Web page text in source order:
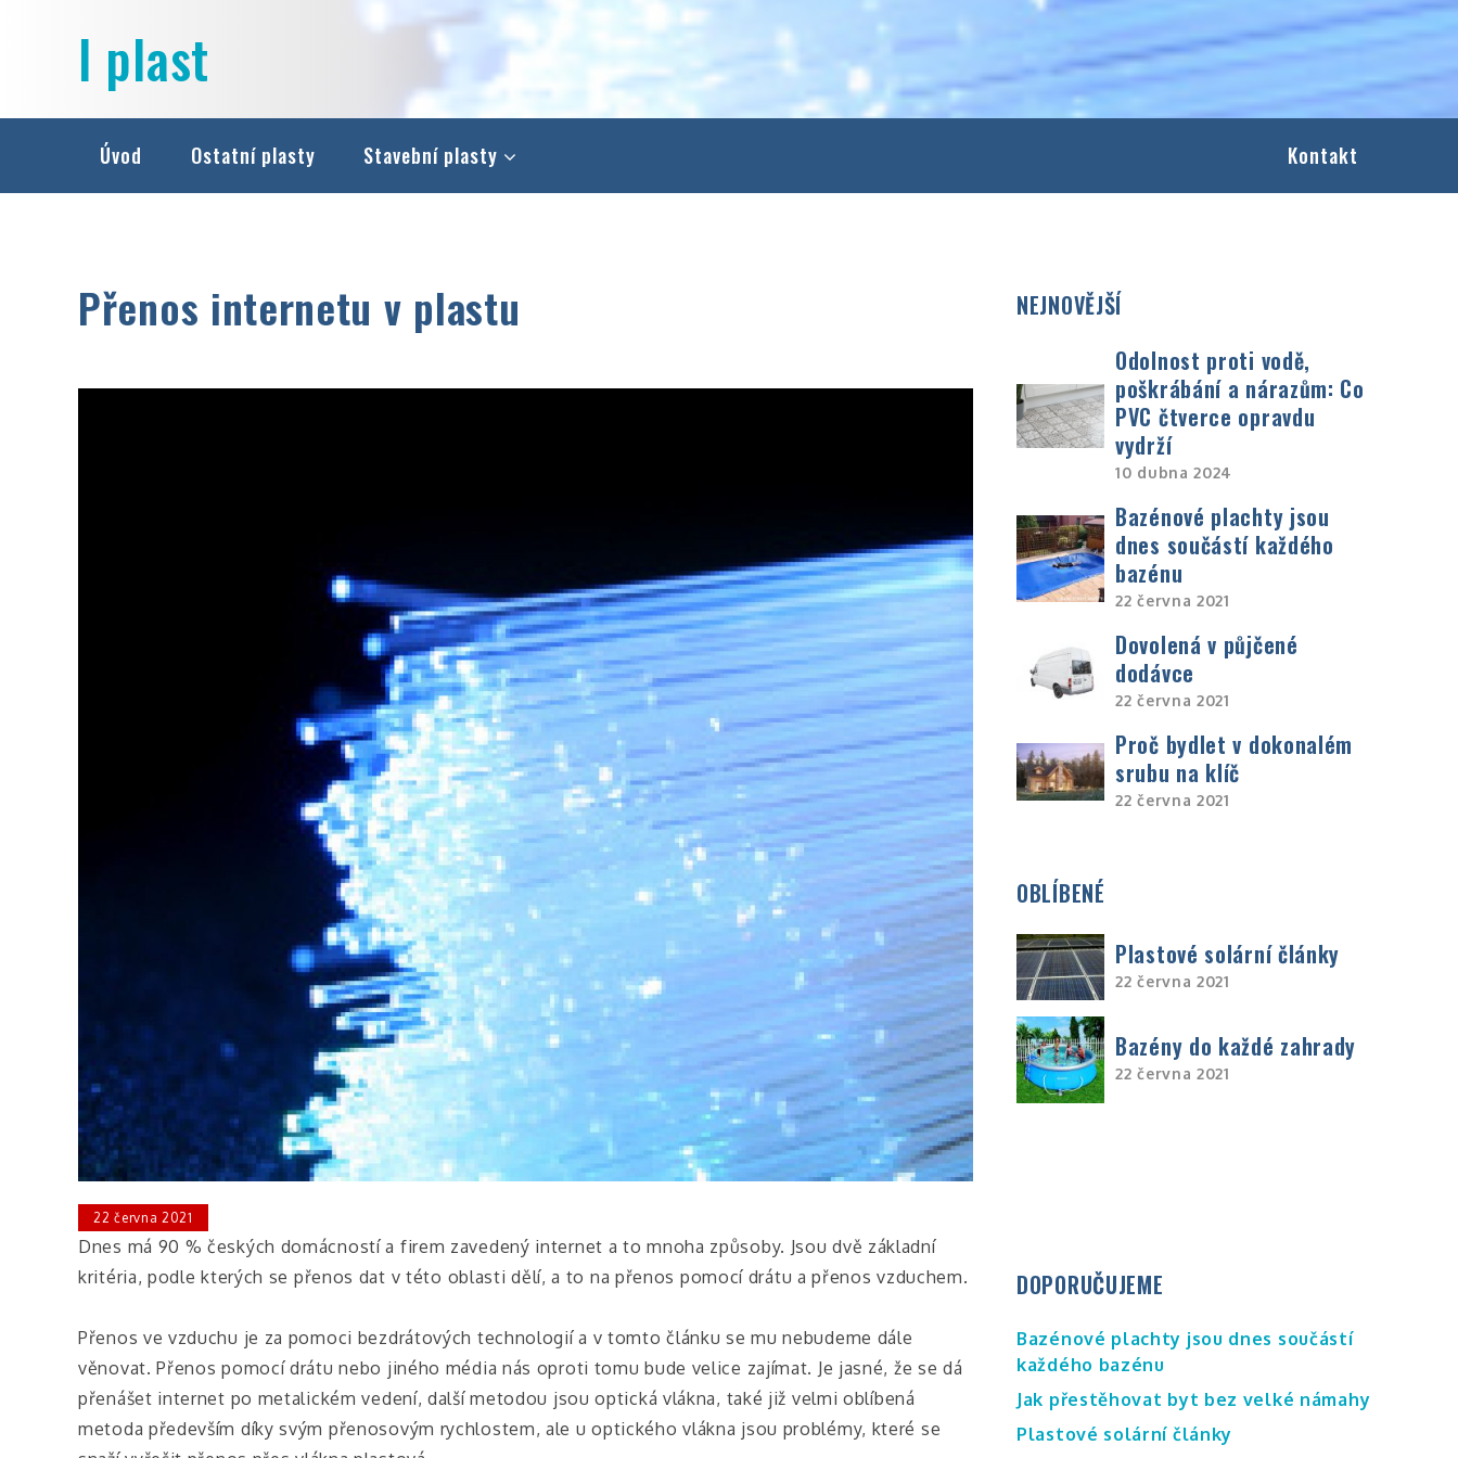
I plast
Úvod Ostatní plasty Stavební plasty Kontakt
Přenos internetu v plastu
22 června 2021
Dnes má 90 % českých domácností a firem zavedený internet a to mnoha způsoby. Jsou dvě základní
kritéria, podle kterých se přenos dat v této oblasti dělí, a to na přenos pomocí drátu a přenos vzduchem.
Přenos ve vzduchu je za pomoci bezdrátových technologií a v tomto článku se mu nebudeme dále
věnovat. Přenos pomocí drátu nebo jiného média nás oproti tomu bude velice zajímat. Je jasné, že se dá
přenášet internet po metalickém vedení, další metodou jsou optická vlákna, také již velmi oblíbená
metoda především díky svým přenosovým rychlostem, ale u optického vlákna jsou problémy, které se
NEJNOVĚJŠÍ
Odolnost proti vodě,
poškrábání a nárazům: Co
PVC čtverce opravdu
vydrží
10 dubna 2024
Bazénové plachty jsou
dnes součástí každého
bazénu
22 června 2021
Dovolená v půjčené
dodávce
22 června 2021
Proč bydlet v dokonalém
srubu na klíč
22 června 2021
OBLÍBENÉ
Plastové solární články
22 června 2021
Bazény do každé zahrady
22 června 2021
DOPORUČUJEME
Bazénové plachty jsou dnes součástí
každého bazénu
Jak přestěhovat byt bez velké námahy
Plastové solární články